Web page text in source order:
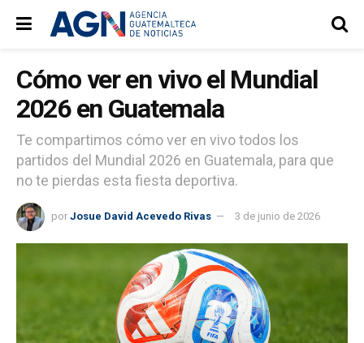
Cómo ver en vivo el Mundial
2026 en Guatemala
Te compartimos cómo ver en vivo todos los
partidos del Mundial 2026 en Guatemala, para que
no te pierdas esta fiesta deportiva.
por Josue David Acevedo Rivas 3 de junio de 2026